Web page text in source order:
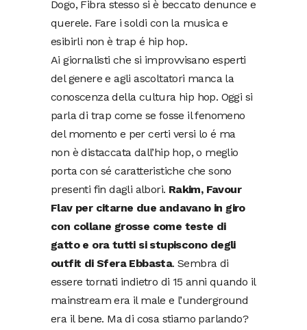
Dogo, Fibra stesso si è beccato denunce e
querele. Fare i soldi con la musica e
esibirli non è trap é hip hop.
Ai giornalisti che si improvvisano esperti
del genere e agli ascoltatori manca la
conoscenza della cultura hip hop. Oggi si
parla di trap come se fosse il fenomeno
del momento e per certi versi lo é ma
non è distaccata dall’hip hop, o meglio
porta con sé caratteristiche che sono
presenti fin dagli albori. Rakim, Favour
Flav per citarne due andavano in giro
con collane grosse come teste di
gatto e ora tutti si stupiscono degli
outfit di Sfera Ebbasta. Sembra di
essere tornati indietro di 15 anni quando il
mainstream era il male e l’underground
era il bene. Ma di cosa stiamo parlando?